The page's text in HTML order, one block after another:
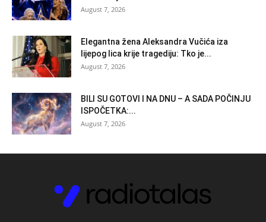
August 7, 2026
Elegantna žena Aleksandra Vučića iza
lijepog lica krije tragediju: Tko je...
August 7, 2026
BILI SU GOTOVI I NA DNU – A SADA POČINJU
ISPOČETKA:...
August 7, 2026